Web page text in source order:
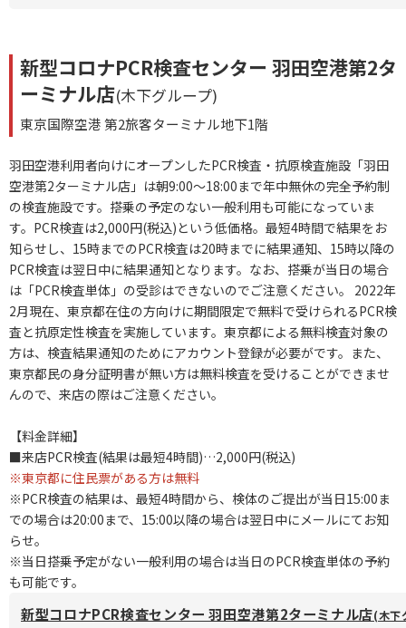
新型コロナPCR検査センター 羽田空港第2タ
ーミナル店(木下グループ)
東京国際空港 第2旅客ターミナル地下1階
羽田空港利用者向けにオープンしたPCR検査・抗原検査施設「羽田
空港第2ターミナル店」は朝9:00～18:00まで年中無休の完全予約制
の検査施設です。搭乗の予定のない一般利用も可能になっていま
す。PCR検査は2,000円(税込)という低価格。最短4時間で結果をお
知らせし、15時までのPCR検査は20時までに結果通知、15時以降の
PCR検査は翌日中に結果通知となります。なお、搭乗が当日の場合
は「PCR検査単体」の受診はできないのでご注意ください。 2022年
2月現在、東京都在住の方向けに期間限定で無料で受けられるPCR検
査と抗原定性検査を実施しています。東京都による無料検査対象の
方は、検査結果通知のためにアカウント登録が必要がです。また、
東京都民の身分証明書が無い方は無料検査を受けることができませ
んので、来店の際はご注意ください。
【料金詳細】
■来店PCR検査(結果は最短4時間)…2,000円(税込)
※東京都に住民票がある方は無料
※PCR検査の結果は、最短4時間から、検体のご提出が当日15:00ま
での場合は20:00まで、15:00以降の場合は翌日中にメールにてお知
らせ。
※当日搭乗予定がない一般利用の場合は当日のPCR検査単体の予約
も可能です。
新型コロナPCR検査センター 羽田空港第2ターミナル店(木下